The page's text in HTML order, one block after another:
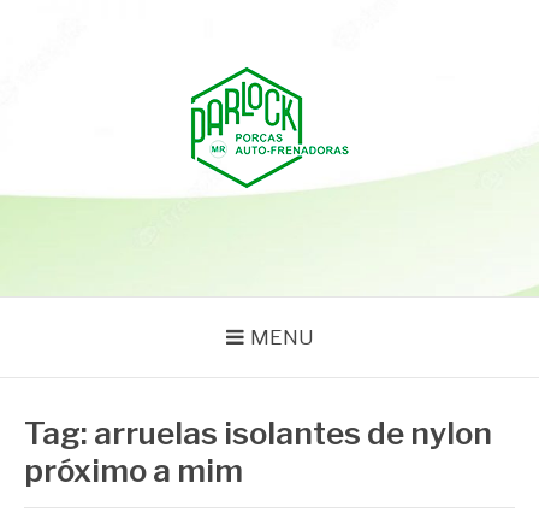
MENU
Tag: arruelas isolantes de nylon
próximo a mim